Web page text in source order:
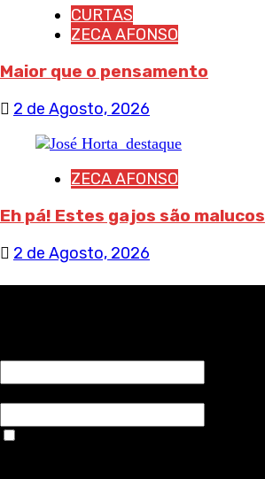
CURTAS
ZECA AFONSO
Maior que o pensamento
2 de Agosto, 2026
ZECA AFONSO
Eh pá! Estes gajos são malucos
2 de Agosto, 2026